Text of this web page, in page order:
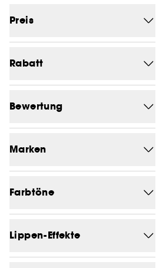
Preis
Rabatt
-3.4 1
-5.4 3
-5.5 2
-8.4 1
Bewertung
Marken
Farbtöne
Lippen-Effekte